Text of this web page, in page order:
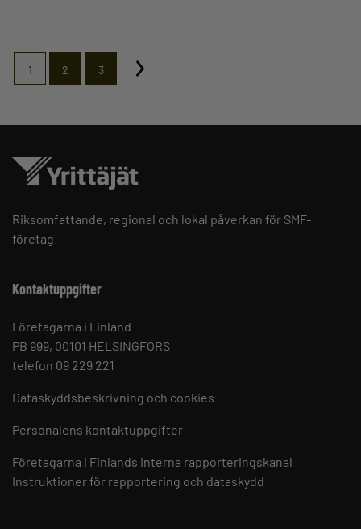
1 2 3
Riksomfattande, regional och lokal påverkan för SMF-
företag.
Kontaktuppgifter
Företagarna i Finland
PB 999, 00101 HELSINGFORS
telefon 09 229 221
Dataskyddsbeskrivning och cookies
Personalens kontaktuppgifter
Företagarna i Finlands interna rapporteringskanal
Instruktioner för rapportering och dataskydd